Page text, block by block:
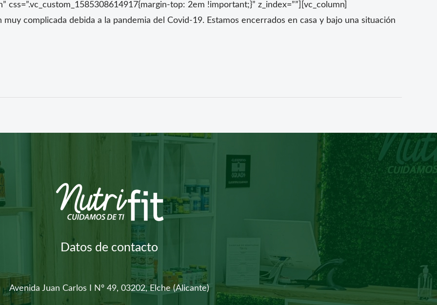
css=”.vc_custom_1585308614917{margin-top: 2em !important;}” z_index=””][vc_column]
complicada debida a la pandemia del Covid-19. Estamos encerrados en casa y bajo una situación
Datos de contacto
Avenida Juan Carlos I Nº 49, 03202, Elche (Alicante)